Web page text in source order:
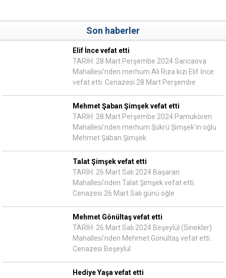
Son haberler
Elif İnce vefat etti
TARİH: 28 Mart Perşembe 2024 Sarıcaova
Mahallesi'nden merhum Ali Rıza kızı Elif İnce
vefat etti. Cenazesi 28 Mart Perşembe
Mehmet Şaban Şimşek vefat etti
TARİH: 28 Mart Perşembe 2024 Pamukören
Mahallesi'nden merhum Şükrü Şimşek'in oğlu
Mehmet Şaban Şimşek
Talat Şimşek vefat etti
TARİH: 26 Mart Salı 2024 Başaran
Mahallesi'nden Talat Şimşek vefat etti.
Cenazesi 26 Mart Salı günü öğle
Mehmet Gönültaş vefat etti
TARİH: 26 Mart Salı 2024 Beşeylül (Sinekler)
Mahallesi'nden Mehmet Gönültaş vefat etti.
Cenazesi Beşeylül
Hediye Yaşa vefat etti